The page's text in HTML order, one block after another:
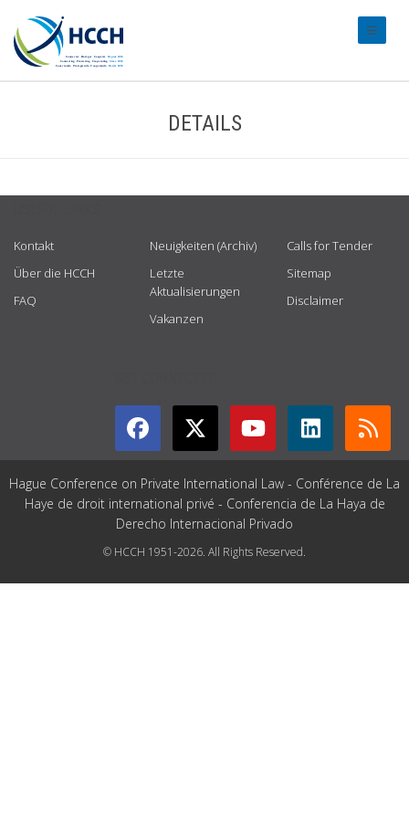
DETAILS
Kontakt
Über die HCCH
FAQ
Neuigkeiten (Archiv)
Letzte
Aktualisierungen
Vakanzen
Calls for Tender
Sitemap
Disclaimer
Hague Conference on Private International Law - Conférence de La
Haye de droit international privé - Conferencia de La Haya de
Derecho Internacional Privado
© HCCH 1951-2026. All Rights Reserved.